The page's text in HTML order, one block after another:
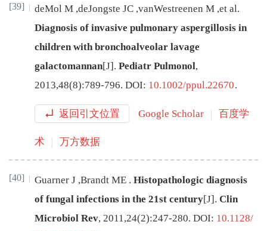
[39] deMol M ,deJongste JC ,vanWestreenen M ,et al.
Diagnosis of invasive pulmonary aspergillosis in
children with bronchoalveolar lavage
galactomannan[J]. Pediatr Pulmonol,
2013,48(8):789-796. DOI: 10.1002/ppul.22670.
返回引文位置 Google Scholar 百度学
术 万方数据
[40] Guarner J ,Brandt ME . Histopathologic diagnosis
of fungal infections in the 21st century[J] . Clin
Microbiol Rev, 2011,24(2):247-280. DOI: 10.1128/